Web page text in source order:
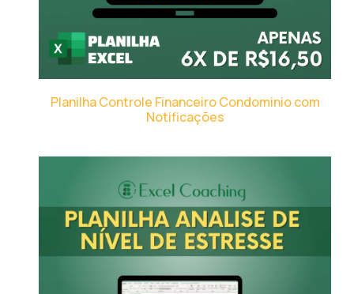
Planilha Controle Financeiro Condominio com
Notificações